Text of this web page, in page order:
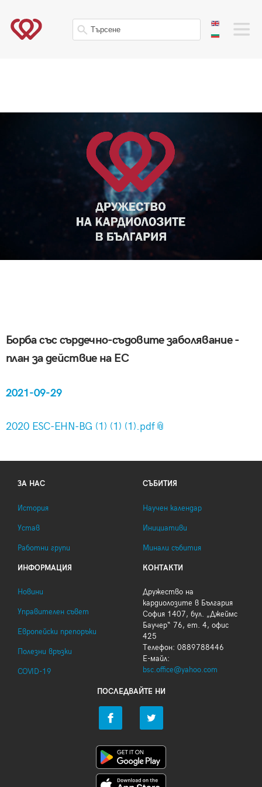
Борба със сърдечно-съдовите заболявание -
план за действие на ЕС
2021-09-29
2020 ESC-EHN-BG (1) (1) (1).pdf
ЗА НАС
История
Устав
Работни групи
СЪБИТИЯ
Научен календар
Инициативи
Минали събития
ИНФОРМАЦИЯ
Новини
Управителен съвет
Европейски препоръки
Полезни връзки
COVID-19
КОНТАКТИ
Дружество на
кардиолозите в България
София 1407, бул. „Джеймс
Баучер“ 76, ет. 4, офис
425
Телефон: 0889788446
Е-майл:
bsc.office@yahoo.com
ПОСЛЕДВАЙТЕ НИ